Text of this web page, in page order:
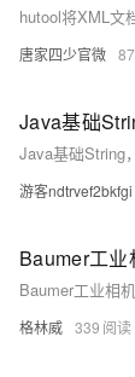
hutool将XML文
唐家四少官微
Java基础String
游客ndtrvef2bkfgi
格林威 339